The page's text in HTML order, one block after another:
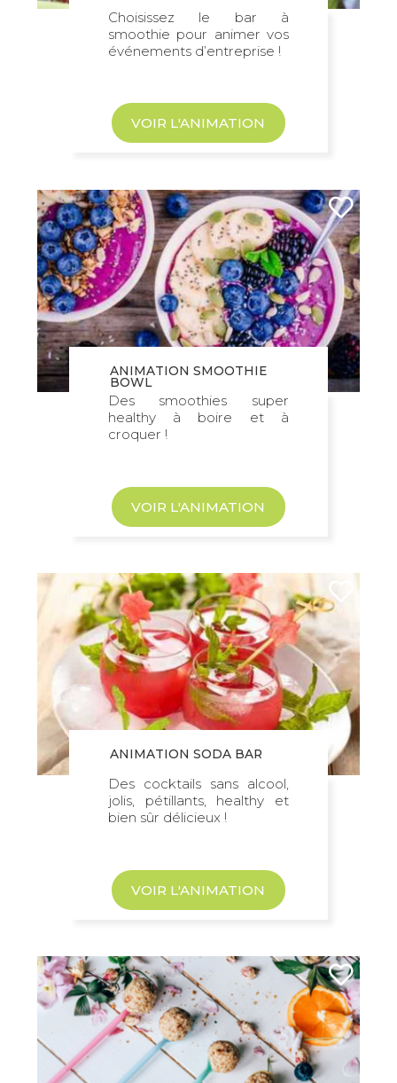
Choisissez le bar à
smoothie pour animer vos
événements d’entreprise !
VOIR L'ANIMATION
ANIMATION SMOOTHIE
BOWL
Des smoothies super
healthy à boire et à
croquer !
VOIR L'ANIMATION
ANIMATION SODA BAR
Des cocktails sans alcool,
jolis, pétillants, healthy et
bien sûr délicieux !
VOIR L'ANIMATION